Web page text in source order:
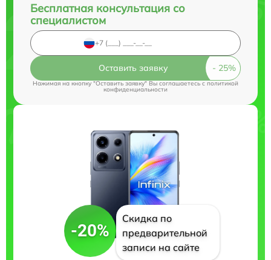
Бесплатная консультация со
специалистом
Оставить заявку
Нажимая на кнопку "Оставить заявку" Вы соглашаетесь cполитикой
конфиденциальности
-20%
Скидка по
предварительной
записи на сайте